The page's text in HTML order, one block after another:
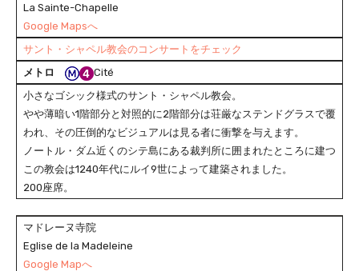
La Sainte-Chapelle
Google Mapsへ
サント・シャペル教会のコンサートをチェック
メトロ
Cité
小さなゴシック様式のサント・シャペル教会。
やや薄暗い1階部分と対照的に2階部分は荘厳なステンドグラスで覆
われ、その圧倒的なビジュアルは見る者に衝撃を与えます。
ノートル・ダム近くのシテ島にある裁判所に囲まれたところに建つ
この教会は1240年代にルイ9世によって建築されました。
200座席。
マドレーヌ寺院
Eglise de la Madeleine
Google Mapへ